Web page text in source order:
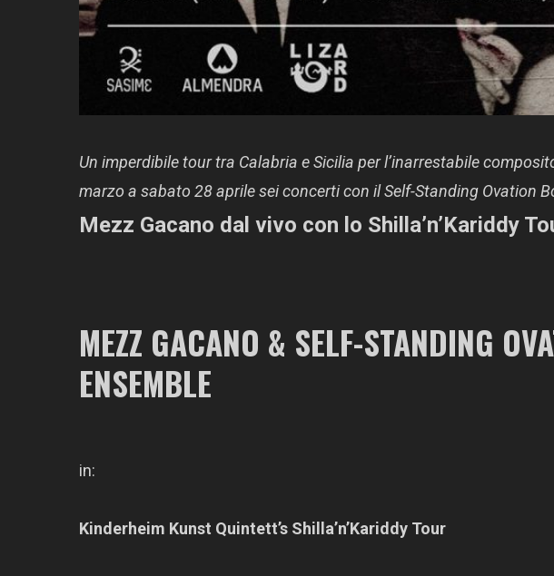
Un imperdibile tour tra Calabria e Sicilia per l’inarrestabile
marzo a sabato 28 aprile sei concerti con il Self-Standing Ovation
Mezz Gacano dal vivo con lo Shilla’n’Kariddy
MEZZ GACANO & SELF-STANDING
ENSEMBLE
in:
Kinderheim Kunst Quintett’s Shilla’n’Kariddy Tour